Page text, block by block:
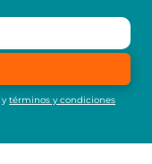
ytérminos y condiciones